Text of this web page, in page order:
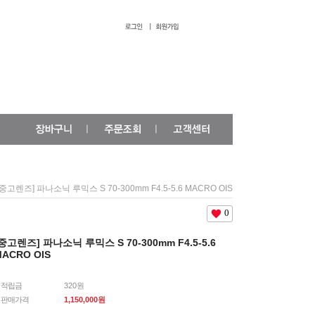
고렌즈] 파나소닉 루믹스 S 70-300mm F4.5-5.6 MACRO OIS
0
고렌즈] 파나소닉 루믹스 S 70-300mm F4.5-5.6
OIS
적립금
320원
판매가격
1,150,000원